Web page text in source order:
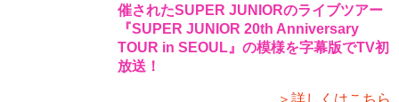
催されたSUPER JUNIORのライブツアー
『SUPER JUNIOR 20th Anniversary
TOUR in SEOUL』の模様を字幕版でTV初
放送！
＞詳しくはこちら